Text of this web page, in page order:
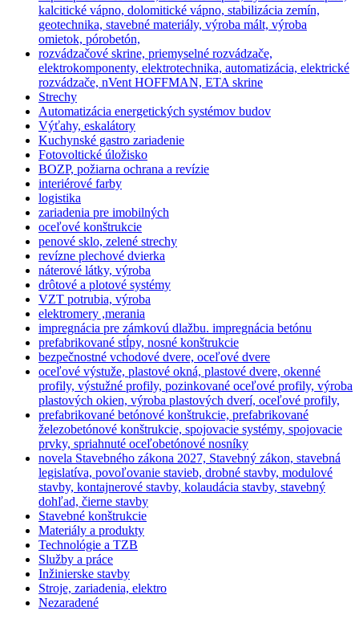
kalcitické vápno, dolomitické vápno, stabilizácia zemín,
geotechnika, stavebné materiály, výroba mált, výroba
omietok, pórobetón,
rozvádzačové skrine, priemyselné rozvádzače,
elektrokomponenty, elektrotechnika, automatizácia, elektrické
rozvádzače, nVent HOFFMAN, ETA skrine
Strechy
Automatizácia energetických systémov budov
Výťahy, eskalátory
Kuchynské gastro zariadenie
Fotovoltické úložisko
BOZP, požiarna ochrana a revízie
interiérové farby
logistika
zariadenia pre imobilných
oceľové konštrukcie
penové sklo, zelené strechy
revízne plechové dvierka
náterové látky, výroba
drôtové a plotové systémy
VZT potrubia, výroba
elektromery ,merania
impregnácia pre zámkovú dlažbu. impregnácia betónu
prefabrikované stĺpy, nosné konštrukcie
bezpečnostné vchodové dvere, oceľové dvere
oceľové výstuže, plastové okná, plastové dvere, okenné
profily, výstužné profily, pozinkované oceľové profily, výroba
plastových okien, výroba plastových dverí, oceľové profily,
prefabrikované betónové konštrukcie, prefabrikované
železobetónové konštrukcie, spojovacie systémy, spojovacie
prvky, spriahnuté oceľobetónové nosníky
novela Stavebného zákona 2027, Stavebný zákon, stavebná
legislatíva, povoľovanie stavieb, drobné stavby, modulové
stavby, kontajnerové stavby, kolaudácia stavby, stavebný
dohľad, čierne stavby
Stavebné konštrukcie
Materiály a produkty
Technológie a TZB
Služby a práce
Inžinierske stavby
Stroje, zariadenia, elektro
Nezaradené